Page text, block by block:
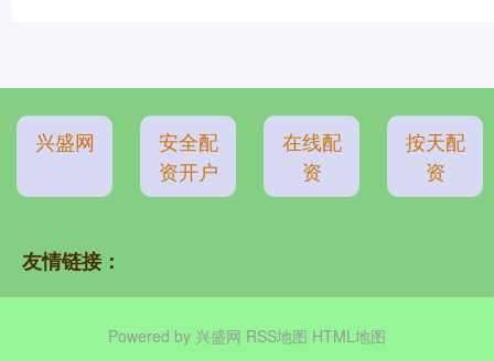
兴盛网
安全配
资开户
在线配
资
按天配
资
友情链接：
Powered by 兴盛网 RSS地图 HTML地图